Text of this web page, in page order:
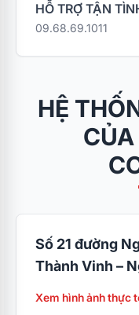
HỖ TRỢ TẬN
09.68.69.1011
HỆ
Số 21 đường
Thành Vinh –
Xem hình ảnh thực